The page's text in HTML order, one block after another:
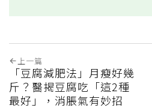
上一篇
「豆腐減肥法」月瘦好幾
斤？醫揭豆腐吃「這2種
最好」，消脹氣有妙招